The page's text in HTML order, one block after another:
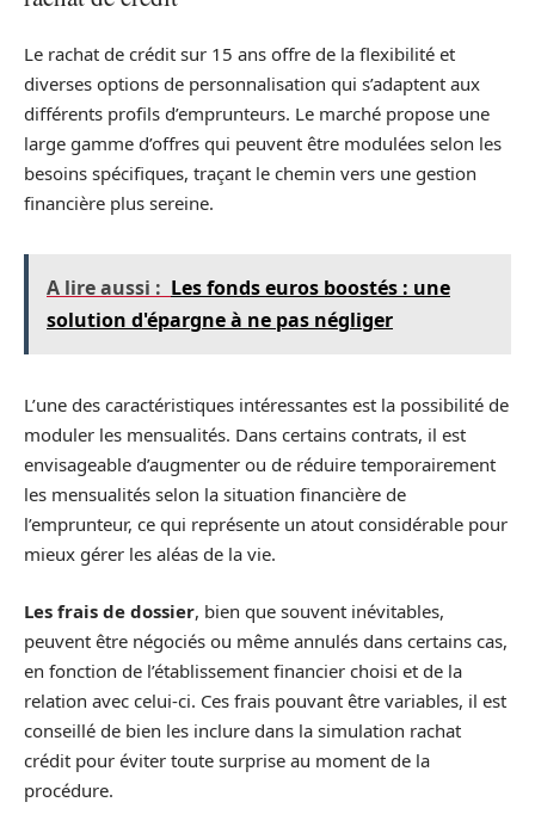
Le rachat de crédit sur 15 ans offre de la flexibilité et
diverses options de personnalisation qui s’adaptent aux
différents profils d’emprunteurs. Le marché propose une
large gamme d’offres qui peuvent être modulées selon les
besoins spécifiques, traçant le chemin vers une gestion
financière plus sereine.
A lire aussi : Les fonds euros boostés : une
solution d'épargne à ne pas négliger
L’une des caractéristiques intéressantes est la possibilité de
moduler les mensualités. Dans certains contrats, il est
envisageable d’augmenter ou de réduire temporairement
les mensualités selon la situation financière de
l’emprunteur, ce qui représente un atout considérable pour
mieux gérer les aléas de la vie.
Les frais de dossier, bien que souvent inévitables,
peuvent être négociés ou même annulés dans certains cas,
en fonction de l’établissement financier choisi et de la
relation avec celui-ci. Ces frais pouvant être variables, il est
conseillé de bien les inclure dans la simulation rachat
crédit pour éviter toute surprise au moment de la
procédure.